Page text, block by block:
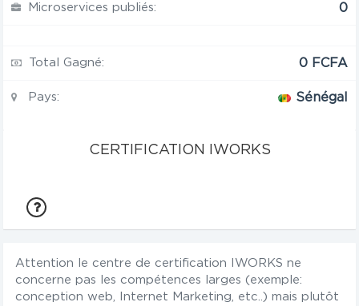
Microservices publiés: 0
Total Gagné: 0 FCFA
Pays: Sénégal
CERTIFICATION IWORKS
Attention le centre de certification IWORKS ne
concerne pas les compétences larges (exemple:
conception web, Internet Marketing, etc..) mais plutôt